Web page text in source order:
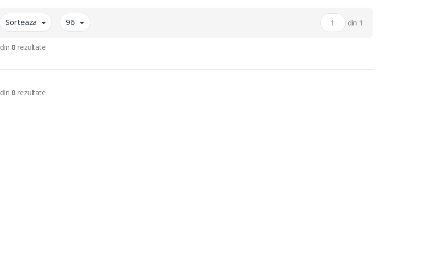
Sorteaza 96 din 1
din 0 rezultate
din 0 rezultate